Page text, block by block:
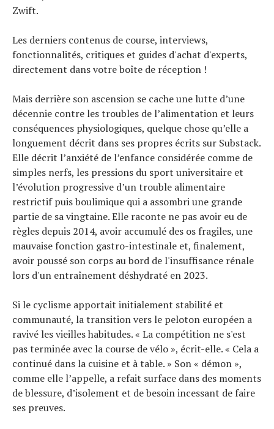
Zwift.
Les derniers contenus de course, interviews,
fonctionnalités, critiques et guides d'achat d'experts,
directement dans votre boîte de réception !
Mais derrière son ascension se cache une lutte d’une
décennie contre les troubles de l’alimentation et leurs
conséquences physiologiques, quelque chose qu’elle a
longuement décrit dans ses propres écrits sur Substack.
Elle décrit l’anxiété de l’enfance considérée comme de
simples nerfs, les pressions du sport universitaire et
l’évolution progressive d’un trouble alimentaire
restrictif puis boulimique qui a assombri une grande
partie de sa vingtaine. Elle raconte ne pas avoir eu de
règles depuis 2014, avoir accumulé des os fragiles, une
mauvaise fonction gastro-intestinale et, finalement,
avoir poussé son corps au bord de l'insuffisance rénale
lors d'un entraînement déshydraté en 2023.
Si le cyclisme apportait initialement stabilité et
communauté, la transition vers le peloton européen a
ravivé les vieilles habitudes. « La compétition ne s'est
pas terminée avec la course de vélo », écrit-elle. « Cela a
continué dans la cuisine et à table. » Son « démon »,
comme elle l’appelle, a refait surface dans des moments
de blessure, d’isolement et de besoin incessant de faire
ses preuves.